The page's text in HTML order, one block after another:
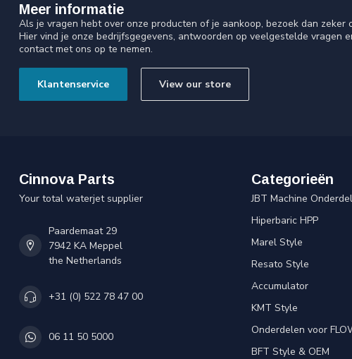
Meer informatie
Als je vragen hebt over onze producten of je aankoop, bezoek dan zeker
Hier vind je onze bedrijfsgegevens, antwoorden op veelgestelde vragen
contact met ons op te nemen.
Klantenservice View our store
Cinnova Parts
Your total waterjet supplier
Paardemaat 29
7942 KA Meppel
the Netherlands
+31 (0) 522 78 47 00
06 11 50 5000
Categorieën
JBT Machine
Hiperbaric HPP
Marel Style
Resato Style
Accumulator
KMT Style
Onderdelen voor
BFT Style & OEM